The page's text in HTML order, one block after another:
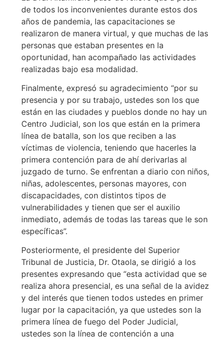
de todos los inconvenientes durante estos dos
años de pandemia, las capacitaciones se
realizaron de manera virtual, y que muchas de las
personas que estaban presentes en la
oportunidad, han acompañado las actividades
realizadas bajo esa modalidad.
Finalmente, expresó su agradecimiento “por su
presencia y por su trabajo, ustedes son los que
están en las ciudades y pueblos donde no hay un
Centro Judicial, son los que están en la primera
línea de batalla, son los que reciben a las
víctimas de violencia, teniendo que hacerles la
primera contención para de ahí derivarlas al
juzgado de turno. Se enfrentan a diario con niños,
niñas, adolescentes, personas mayores, con
discapacidades, con distintos tipos de
vulnerabilidades y tienen que ser el auxilio
inmediato, además de todas las tareas que le son
específicas”.
Posteriormente, el presidente del Superior
Tribunal de Justicia, Dr. Otaola, se dirigió a los
presentes expresando que “esta actividad que se
realiza ahora presencial, es una señal de la avidez
y del interés que tienen todos ustedes en primer
lugar por la capacitación, ya que ustedes son la
primera línea de fuego del Poder Judicial,
ustedes son la línea de contención a una